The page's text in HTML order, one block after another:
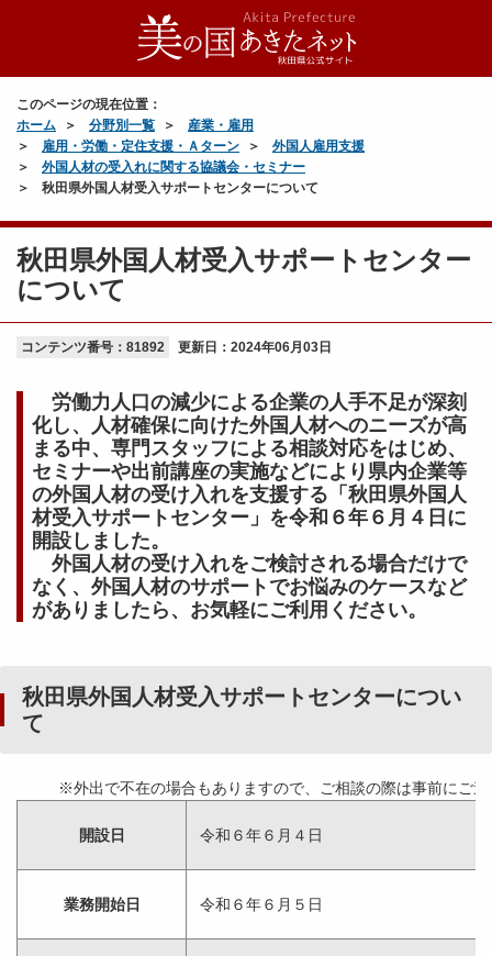
このページの現在位置：
ホーム
分野別一覧
産業・雇用
雇用・労働・定住支援・Ａターン
外国人雇用支援
外国人材の受入れに関する協議会・セミナー
秋田県外国人材受入サポートセンターについて
秋田県外国人材受入サポートセンター
について
コンテンツ番号：81892 更新日： 2024年06月03日
労働力人口の減少による企業の人手不足が深刻
化し、人材確保に向けた外国人材へのニーズが高
まる中、専門スタッフによる相談対応をはじめ、
セミナーや出前講座の実施などにより県内企業等
の外国人材の受け入れを支援する「秋田県外国人
材受入サポートセンター」を令和６年６月４日に
開設しました。
外国人材の受け入れをご検討される場合だけで
なく、外国人材のサポートでお悩みのケースなど
がありましたら、お気軽にご利用ください。
秋田県外国人材受入サポートセンターについ
て
※外出で不在の場合もありますので、ご相談の際は事前にご
開設日 令和６年６月４日
業務開始日 令和６年６月５日